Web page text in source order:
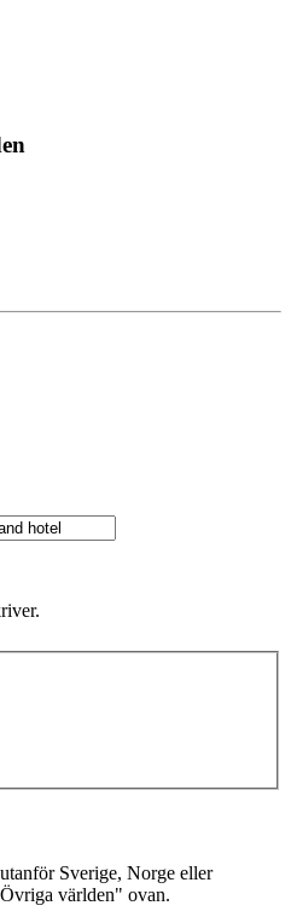
Sverige, Norge eller
världen" ovan.